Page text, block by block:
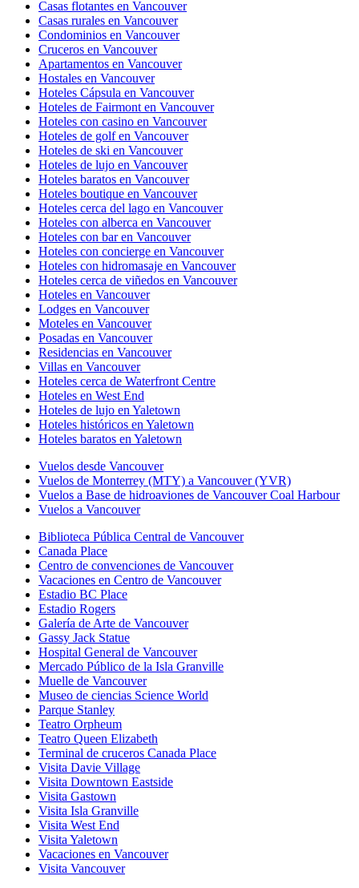
Casas flotantes en Vancouver
Casas rurales en Vancouver
Condominios en Vancouver
Cruceros en Vancouver
Apartamentos en Vancouver
Hostales en Vancouver
Hoteles Cápsula en Vancouver
Hoteles de Fairmont en Vancouver
Hoteles con casino en Vancouver
Hoteles de golf en Vancouver
Hoteles de ski en Vancouver
Hoteles de lujo en Vancouver
Hoteles baratos en Vancouver
Hoteles boutique en Vancouver
Hoteles cerca del lago en Vancouver
Hoteles con alberca en Vancouver
Hoteles con bar en Vancouver
Hoteles con concierge en Vancouver
Hoteles con hidromasaje en Vancouver
Hoteles cerca de viñedos en Vancouver
Hoteles en Vancouver
Lodges en Vancouver
Moteles en Vancouver
Posadas en Vancouver
Residencias en Vancouver
Villas en Vancouver
Hoteles cerca de Waterfront Centre
Hoteles en West End
Hoteles de lujo en Yaletown
Hoteles históricos en Yaletown
Hoteles baratos en Yaletown
Vuelos desde Vancouver
Vuelos de Monterrey (MTY) a Vancouver (YVR)
Vuelos a Base de hidroaviones de Vancouver Coal Harbour
Vuelos a Vancouver
Biblioteca Pública Central de Vancouver
Canada Place
Centro de convenciones de Vancouver
Vacaciones en Centro de Vancouver
Estadio BC Place
Estadio Rogers
Galería de Arte de Vancouver
Gassy Jack Statue
Hospital General de Vancouver
Mercado Público de la Isla Granville
Muelle de Vancouver
Museo de ciencias Science World
Parque Stanley
Teatro Orpheum
Teatro Queen Elizabeth
Terminal de cruceros Canada Place
Visita Davie Village
Visita Downtown Eastside
Visita Gastown
Visita Isla Granville
Visita West End
Visita Yaletown
Vacaciones en Vancouver
Visita Vancouver